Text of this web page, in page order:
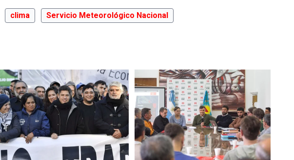
clima Servicio Meteorológico Nacional